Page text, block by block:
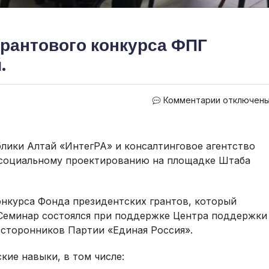
конкурса ФПГ
Комментарии к
грантового
прошел
в
отключены
Алтай «ИнтегРА» и консалтинговое агентство
проектированию на площадке Штаба
Фонда президентских грантов, который
состоялся при поддержке Центра поддержки
Партии «Единая Россия».
навыки, в том числе: